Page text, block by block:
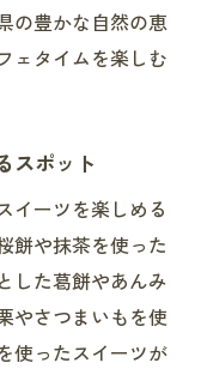
の豊かな自然の恵
ェタイムを楽しむ
スポット
イーツを楽しめる
餅や抹茶を使った
した葛餅やあんみ
やさつまいもを使
使ったスイーツが